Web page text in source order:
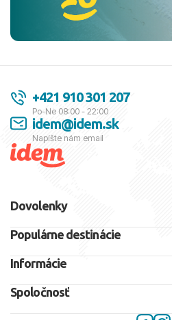
+421 910 301 207
Po-Ne 08:00 - 22:00
idem@idem.sk
Napíšte nám email
Dovolenky
Populárne destinácie
Informácie
Spoločnosť